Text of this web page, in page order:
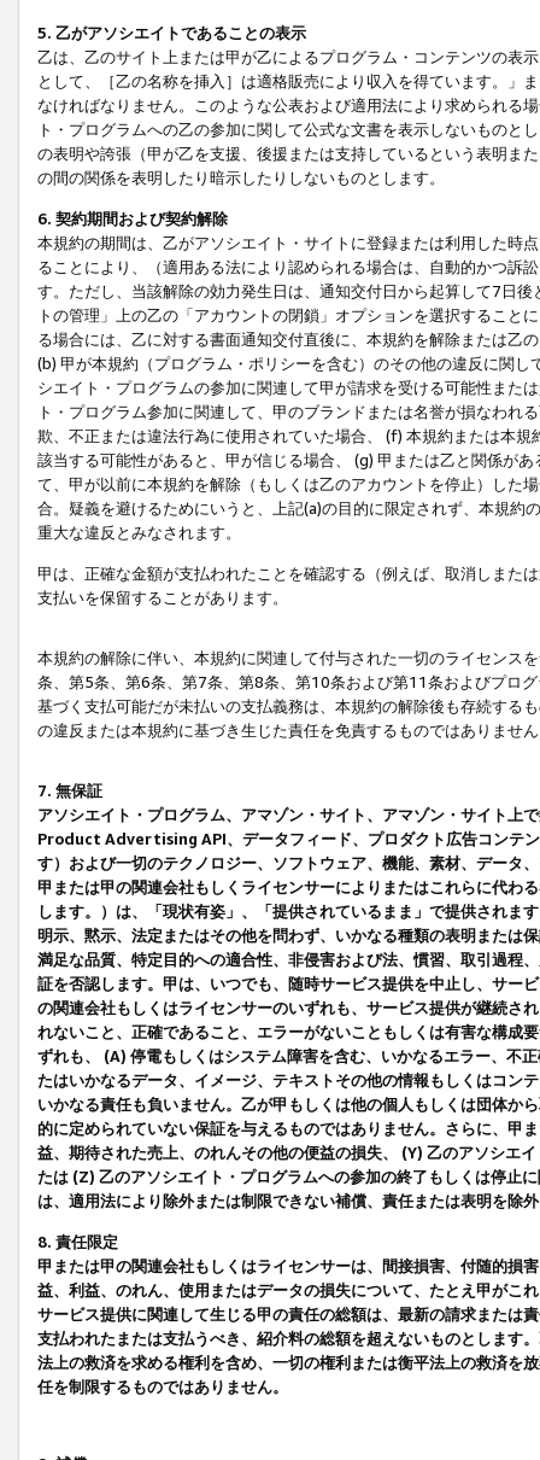
5. 乙がアソシエイトであることの表示
乙は、乙のサイト上または甲が乙によるプログラム・コンテンツの表
として、［乙の名称を挿入］は適格販売により収入を得ています。」
なければなりません。このような公表および適用法により求められる
ト・プログラムへの乙の参加に関して公式な文書を表示しないもの
の表明や誇張（甲が乙を支援、後援または支持しているという表明ま
の間の関係を表明したり暗示したりしないものとします。
6. 契約期間および契約解除
本規約の期間は、乙がアソシエイト・サイトに登録または利用した時
ることにより、（適用ある法により認められる場合は、自動的かつ訴
す。ただし、当該解除の効力発生日は、通知交付日から起算して7日
トの管理」上の乙の「アカウントの閉鎖」オプションを選択するこ
る場合には、乙に対する書面通知交付直後に、本規約を解除または乙
(b) 甲が本規約（プログラム・ポリシーを含む）のその他の違反に関
シエイト・プログラムの参加に関連して甲が請求を受ける可能性また
ト・プログラム参加に関連して、甲のブランドまたは名誉が損なわれ
欺、不正または違法行為に使用されていた場合、 (f) 本規約または本
該当する可能性があると、甲が信じる場合、 (g) 甲または乙と関係が
て、甲が以前に本規約を解除（もしくは乙のアカウントを停止）した
合。疑義を避けるためにいうと、上記(a)の目的に限定されず、本規
重大な違反とみなされます。
甲は、正確な金額が支払われたことを確認する（例えば、取消しまた
支払いを保留することがあります。
本規約の解除に伴い、本規約に関連して付与された一切のライセンス
条、第5条、第6条、第7条、第8条、第10条および第11条およびプロ
基づく支払可能だが未払いの支払義務は、本規約の解除後も存続する
の違反または本規約に基づき生じた責任を免責するものではありませ
7. 無保証
アソシエイト・プログラム、アマゾン・サイト、アマゾン・サイト上
Product Advertising API、データフィード、プロダクト広告コンテ
す）および一切のテクノロジー、ソフトウェア、機能、素材、データ
甲または甲の関連会社もしくライセンサーによりまたはこれらに代わ
します。）は、「現状有姿」、「提供されているまま」で提供されま
明示、黙示、法定またはその他を問わず、いかなる種類の表明または
満足な品質、特定目的への適合性、非侵害および法、慣習、取引過程
証を否認します。甲は、いつでも、随時サービス提供を中止し、サー
の関連会社もしくはライセンサーのいずれも、サービス提供が継続さ
れないこと、正確であること、エラーがないこともしくは有害な構成
ずれも、 (A) 停電もしくはシステム障害を含む、いかなるエラー、不
たはいかなるデータ、イメージ、テキストその他の情報もしくはコン
いかなる責任も負いません。乙が甲もしくは他の個人もしくは団体か
的に定められていない保証を与えるものではありません。さらに、甲
益、期待された売上、のれんその他の便益の損失、 (Y) 乙のアソシエ
たは (Z) 乙のアソシエイト・プログラムへの参加の終了もしくは停止
は、適用法により除外または制限できない補償、責任または表明を除
8. 責任限定
甲または甲の関連会社もしくはライセンサーは、間接損害、付随的損
益、利益、のれん、使用またはデータの損失について、たとえ甲がこ
サービス提供に関連して生じる甲の責任の総額は、最新の請求または
支払われたまたは支払うべき、紹介料の総額を超えないものとします
法上の救済を求める権利を含め、一切の権利または衡平法上の救済を
任を制限するものではありません。